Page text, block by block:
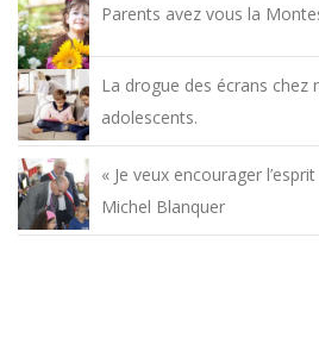
Parents avez vous la
La drogue des écrans chez
adolescents.
« Je veux encourager
Michel Blanquer